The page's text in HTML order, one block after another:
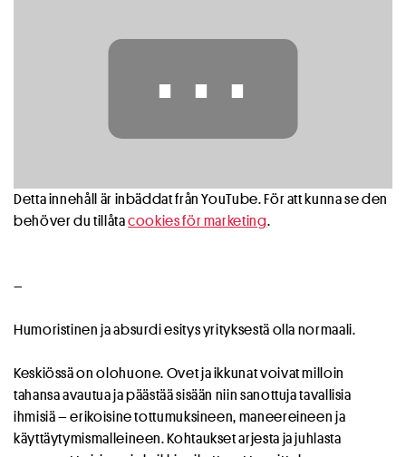
⋯
Detta innehåll är inbäddat från YouTube. För att kunna se den
behöver du tillåtacookies för marketing.
–
Humoristinen ja absurdi esitys yrityksestä olla normaali.
Keskiössä on olohuone. Ovet ja ikkunat voivat milloin
tahansa avautua ja päästää sisään niin sanottuja tavallisia
ihmisiä – erikoisine tottumuksineen, maneereineen ja
käyttäytymismalleineen. Kohtaukset arjesta ja juhlasta